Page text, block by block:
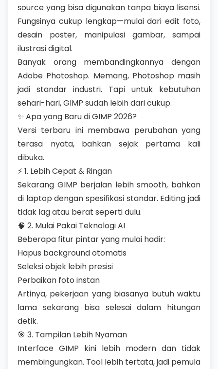
source yang bisa digunakan tanpa biaya lisensi.
Fungsinya cukup lengkap—mulai dari edit foto,
desain poster, manipulasi gambar, sampai
ilustrasi digital.
Banyak orang membandingkannya dengan
Adobe Photoshop. Memang, Photoshop masih
jadi standar industri. Tapi untuk kebutuhan
sehari-hari, GIMP sudah lebih dari cukup.
✨ Apa yang Baru di GIMP 2026?
Versi terbaru ini membawa perubahan yang
terasa nyata, bahkan sejak pertama kali
dibuka.
⚡ 1. Lebih Cepat & Ringan
Sekarang GIMP berjalan lebih smooth, bahkan
di laptop dengan spesifikasi standar. Editing jadi
tidak lag atau berat seperti dulu.
🧠 2. Mulai Pakai Teknologi AI
Beberapa fitur pintar yang mulai hadir:
Hapus background otomatis
Seleksi objek lebih presisi
Perbaikan foto instan
Artinya, pekerjaan yang biasanya butuh waktu
lama sekarang bisa selesai dalam hitungan
detik.
🎯 3. Tampilan Lebih Nyaman
Interface GIMP kini lebih modern dan tidak
membingungkan. Tool lebih tertata, jadi pemula